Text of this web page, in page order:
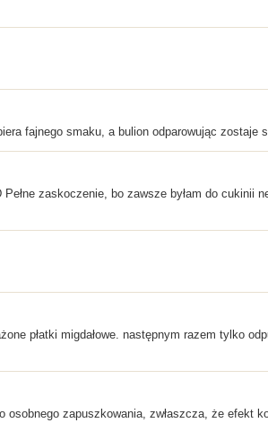
fajnego smaku, a bulion odparowując zostaje
zaskoczenie, bo zawsze byłam do cukinii
płatki migdałowe. następnym razem tylko
osobnego zapuszkowania, zwłaszcza, że efekt